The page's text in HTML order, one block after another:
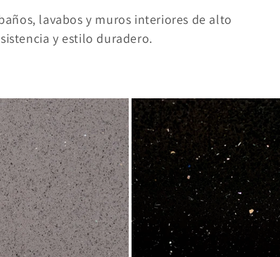
lavabos y muros interiores de alto
y estilo duradero.